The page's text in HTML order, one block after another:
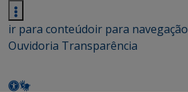
ir para conteúdoir para navegação
Ouvidoria Transparência